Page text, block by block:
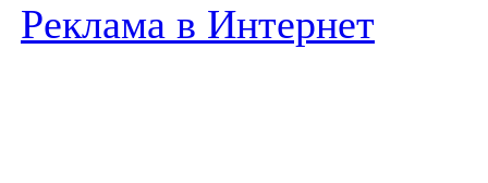
Реклама в Интернет